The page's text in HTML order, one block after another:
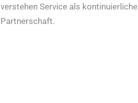
verstehen Service als kontinuierliche
Partnerschaft.